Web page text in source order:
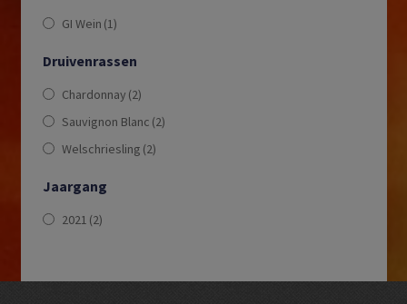
GI Wein (1)
Druivenrassen
Chardonnay (2)
Sauvignon Blanc (2)
Welschriesling (2)
Jaargang
2021 (2)